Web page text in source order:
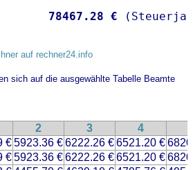
78467.28 €
auf rechner24.info
sich auf die ausgewählte Tabelle Beamte
2 3 4
€5923.36 €6222.26 €6521.20 €
€5923.36 €6222.26 €6521.20 €